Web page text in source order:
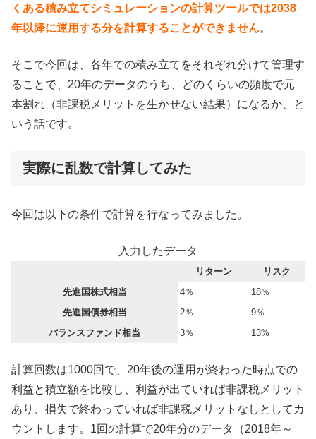
くある積み立てシミュレーションの計算ツールでは2038
年以降に運用する分を計算することができません。
そこで今回は、各年での積み立てをそれぞれ分けて管理す
ることで、20年のデータのうち、どのくらいの頻度で元
本割れ（非課税メリットを生かせない結果）になるか、と
いう話です。
実際に乱数で計算してみた
今回は以下の条件で計算を行なってみました。
入力したデータ
リターン
リスク
先進国株式相当
4％
18％
先進国債券相当
2％
9％
バランスファンド相当
3％ 13%
計算回数は1000回で、20年後の運用が終わった時点での
利益と積立額を比較し、利益が出ていれば非課税メリット
あり、損失で終わっていれば非課税メリットなしとしてカ
ウントします。1回の計算で20年分のデータ（2018年～